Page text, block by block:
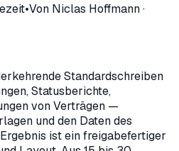
•Von Niclas Hoffmann·
Standardschreiben
Statusberichte,
von Verträgen —
und den Daten des
ist ein freigabefertiger